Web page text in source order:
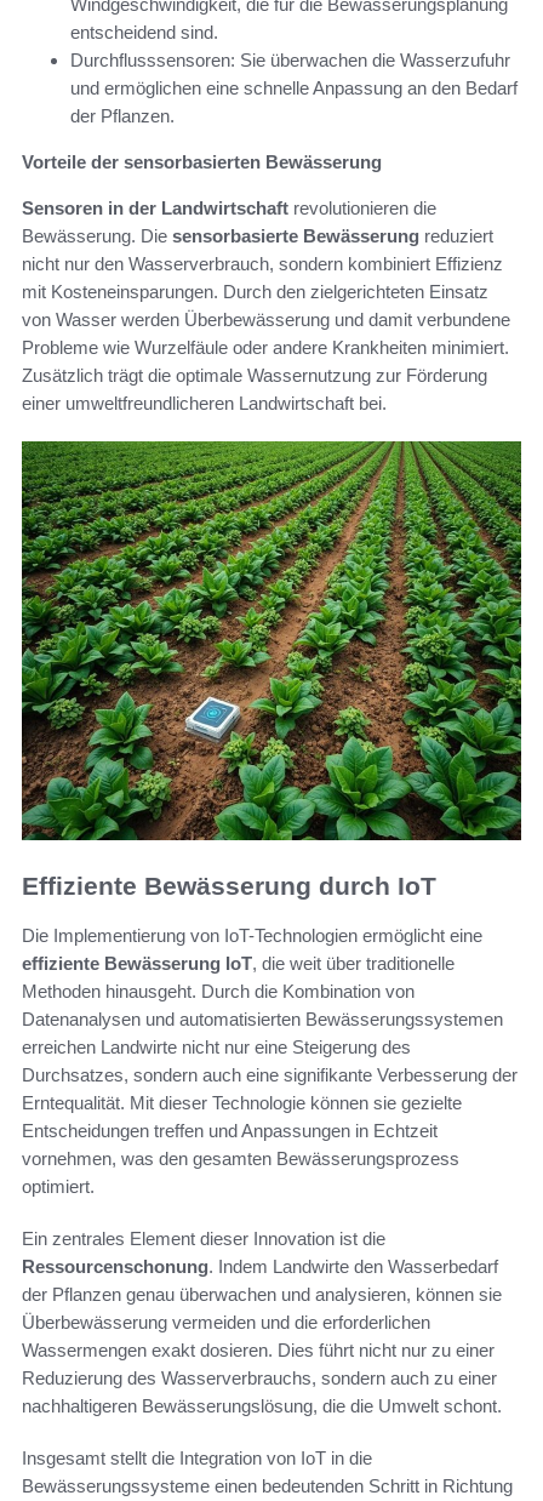
Windgeschwindigkeit, die für die Bewässerungsplanung
entscheidend sind.
Durchflusssensoren: Sie überwachen die Wasserzufuhr
und ermöglichen eine schnelle Anpassung an den Bedarf
der Pflanzen.
Vorteile der sensorbasierten Bewässerung
Sensoren in der Landwirtschaft revolutionieren die
Bewässerung. Die sensorbasierte Bewässerung reduziert
nicht nur den Wasserverbrauch, sondern kombiniert Effizienz
mit Kosteneinsparungen. Durch den zielgerichteten Einsatz
von Wasser werden Überbewässerung und damit verbundene
Probleme wie Wurzelfäule oder andere Krankheiten minimiert.
Zusätzlich trägt die optimale Wassernutzung zur Förderung
einer umweltfreundlicheren Landwirtschaft bei.
Effiziente Bewässerung durch IoT
Die Implementierung von IoT-Technologien ermöglicht eine
effiziente Bewässerung IoT, die weit über traditionelle
Methoden hinausgeht. Durch die Kombination von
Datenanalysen und automatisierten Bewässerungssystemen
erreichen Landwirte nicht nur eine Steigerung des
Durchsatzes, sondern auch eine signifikante Verbesserung der
Erntequalität. Mit dieser Technologie können sie gezielte
Entscheidungen treffen und Anpassungen in Echtzeit
vornehmen, was den gesamten Bewässerungsprozess
optimiert.
Ein zentrales Element dieser Innovation ist die
Ressourcenschonung. Indem Landwirte den Wasserbedarf
der Pflanzen genau überwachen und analysieren, können sie
Überbewässerung vermeiden und die erforderlichen
Wassermengen exakt dosieren. Dies führt nicht nur zu einer
Reduzierung des Wasserverbrauchs, sondern auch zu einer
nachhaltigeren Bewässerungslösung, die die Umwelt schont.
Insgesamt stellt die Integration von IoT in die
Bewässerungssysteme einen bedeutenden Schritt in Richtung